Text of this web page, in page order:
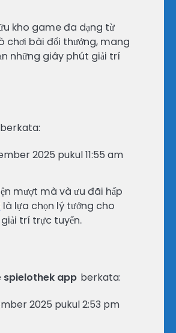
kho game đa dạng từ
chơi bài đổi thưởng, mang
những giây phút giải trí
berkata:
2025 pukul 11:55 am
mượt mà và ưu đãi hấp
là lựa chọn lý tưởng cho
trí trực tuyến.
spielothek app berkata:
2025 pukul 2:53 pm